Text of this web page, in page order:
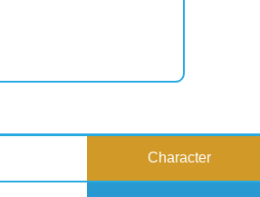
Character